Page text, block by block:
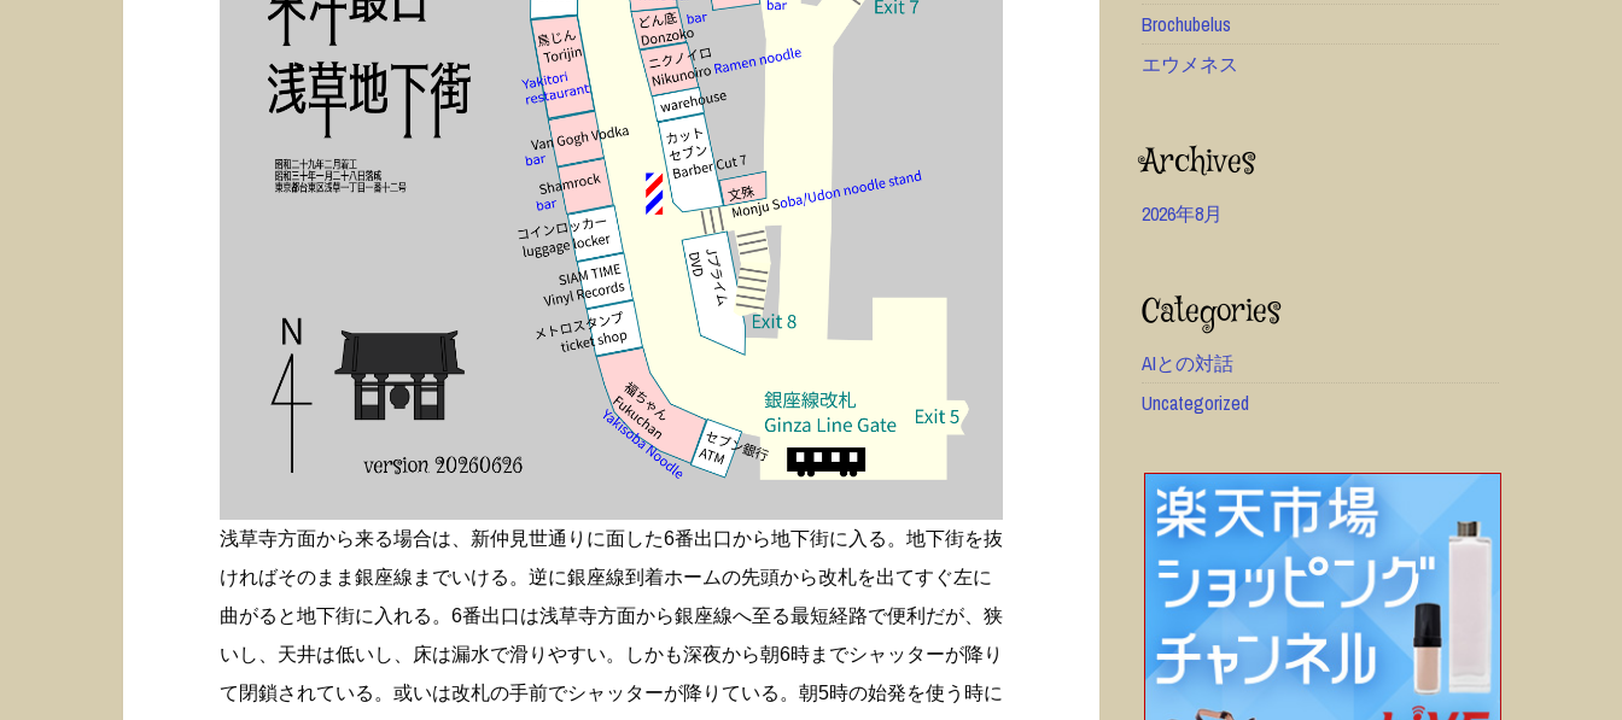
浅草寺方面から来る場合は、新仲見世通りに面した6番出口から地下街に入る。地下街を抜
ければそのまま銀座線までいける。逆に銀座線到着ホームの先頭から改札を出てすぐ左に
曲がると地下街に入れる。6番出口は浅草寺方面から銀座線へ至る最短経路で便利だが、狭
いし、天井は低いし、床は漏水で滑りやすい。しかも深夜から朝6時までシャッターが降り
て閉鎖されている。或いは改札の手前でシャッターが降りている。朝5時の始発を使う時に
Brochubelus
エウメネス
Archives
2026年8月
Categories
AIとの対話
Uncategorized